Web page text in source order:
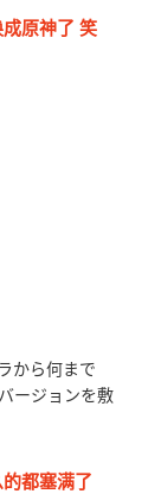
原神了 笑
から何まで
ージョンを敷
都塞满了